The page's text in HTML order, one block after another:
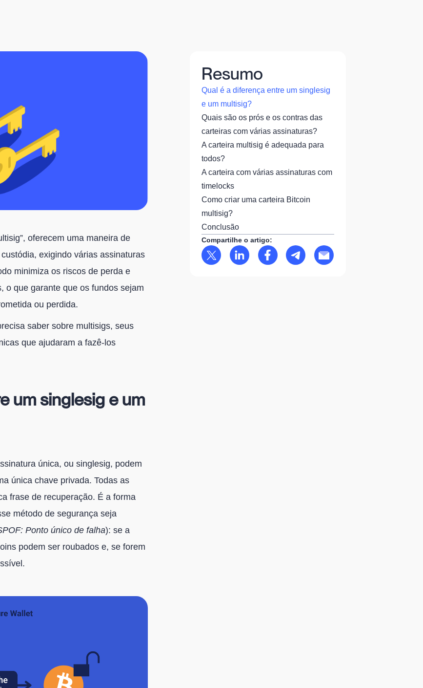
oferecem uma maneira de
exigindo várias assinaturas
minimiza os riscos de perda e
o que garante que os fundos sejam
ou perdida.
saber sobre multisigs, seus
que ajudaram a fazê-los
um singlesig e um
única, ou singlesig, podem
única chave privada. Todas as
frase de recuperação. É a forma
método de segurança seja
Ponto único de falha): se a
podem ser roubados e, se forem
Resumo
Qual é a diferença entre um singlesig
e um multisig?
Quais são os prós e os contras das
carteiras com várias assinaturas?
A carteira multisig é adequada para
todos?
A carteira com várias assinaturas com
timelocks
Como criar uma carteira Bitcoin
multisig?
Conclusão
Compartilhe o artigo: